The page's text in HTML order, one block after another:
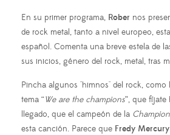
En su primer programa, Rober nos
de rock metal, tanto a nivel europeo,
español. Comenta una breve estela de
sus inicios, género del rock, metal, tras
Pincha algunos "himnos" del rock, como
tema “We are the champions”, que fíjate
llegado, que el campeón de la
esta canción. Parece que Fredy Mercury